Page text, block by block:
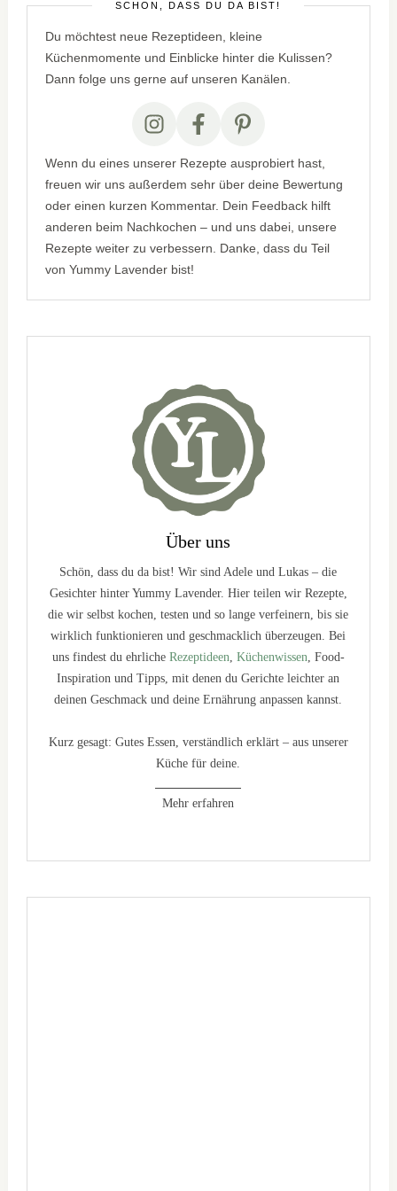
SCHÖN, DASS DU DA BIST!
Du möchtest neue Rezeptideen, kleine
Küchenmomente und Einblicke hinter die Kulissen?
Dann folge uns gerne auf unseren Kanälen.
Wenn du eines unserer Rezepte ausprobiert hast,
freuen wir uns außerdem sehr über deine Bewertung
oder einen kurzen Kommentar. Dein Feedback hilft
anderen beim Nachkochen – und uns dabei, unsere
Rezepte weiter zu verbessern. Danke, dass du Teil
von Yummy Lavender bist!
Über uns
Schön, dass du da bist! Wir sind Adele und Lukas – die
Gesichter hinter Yummy Lavender. Hier teilen wir Rezepte,
die wir selbst kochen, testen und so lange verfeinern, bis sie
wirklich funktionieren und geschmacklich überzeugen. Bei
uns findest du ehrliche Rezeptideen Küchenwissen , Food-
Inspiration und Tipps, mit denen du Gerichte leichter an
deinen Geschmack und deine Ernährung anpassen kannst.
Kurz gesagt: Gutes Essen, verständlich erklärt – aus unserer
Küche für deine.
Mehr erfahren